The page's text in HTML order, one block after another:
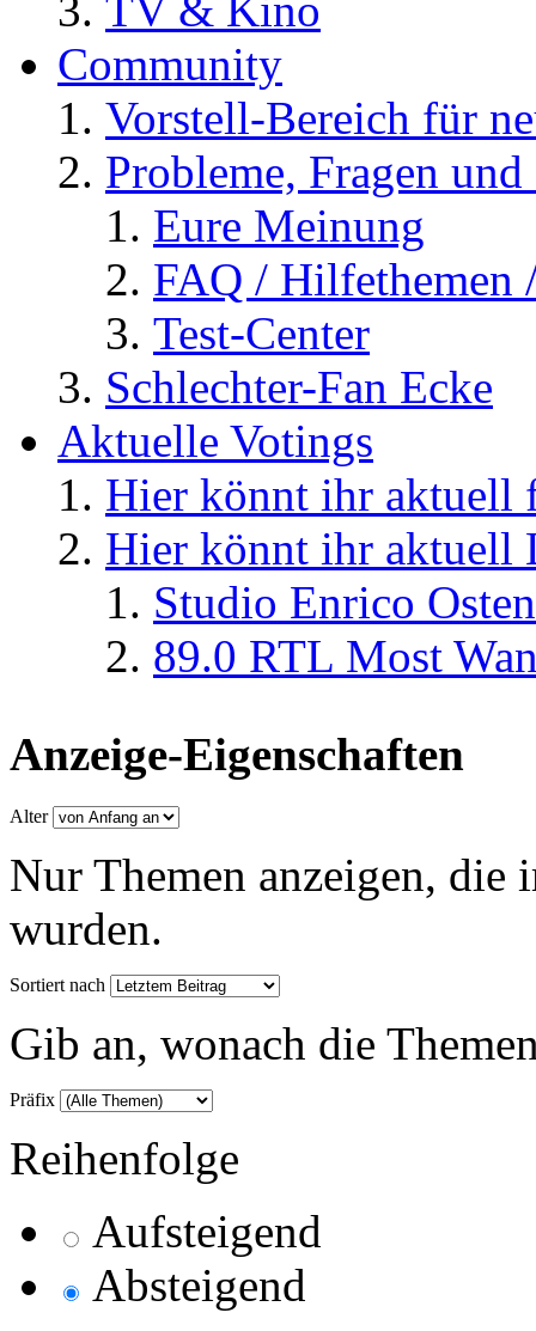
Community
Vorstell-Bereich für
Probleme, Fragen
Eure Meinung
FAQ / Hilfethemen
Test-Center
Schlechter-Fan Ecke
Aktuelle Votings
Hier könnt ihr aktuell
Hier könnt ihr aktuell
Studio Enrico
89.0 RTL Most
Anzeige-Eigenschaften
Alter
Nur Themen anzeigen, die
wurden.
Sortiert nach
Gib an, wonach die
Präfix
Reihenfolge
Aufsteigend
Absteigend